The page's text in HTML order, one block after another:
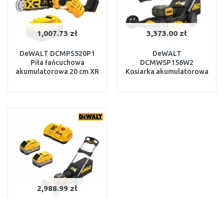
1,007.73 zł
DeWALT DCMPS520P1
Piła łańcuchowa
akumulatorowa 20 cm XR
DO KOSZYKA
3,373.00 zł
DeWALT
DCMWSP156W2
Kosiarka akumulatorowa
2,988.99 zł